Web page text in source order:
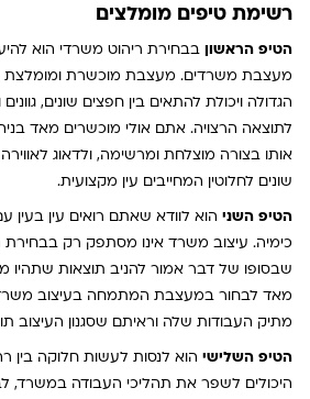
רשימת טיפים מומלצים
הטיפ הראשון בבחירת ריהוט משרדי הוא
מעצבת משרדים. מעצבת מוכשרת ומומלצת
הגדולה ויכולת להתאים בין חפצים שונים,
לתוצאה הרצויה. אתם אולי מוכשרים מאד
אותו בצורה מוצלחת ומרשימה, ולדאוג
שונים לחלוטין המחייבים עין מקצועית.
הטיפ השני הוא לוודא שאתם רואים עין בעין
כימיה. עיצוב משרד אינו מסתפק רק בבחירת
שבסופו של דבר אמור להניב תוצאות שתהיו
מאד לבחור במעצבת המתמחה בעיצוב
מתיק העבודות שלה וראיתם שסגנון
הטיפ השלישי הוא לנסות לעשות חלוקה בין
היכולים לשפר את תהליכי העבודה במשרד,